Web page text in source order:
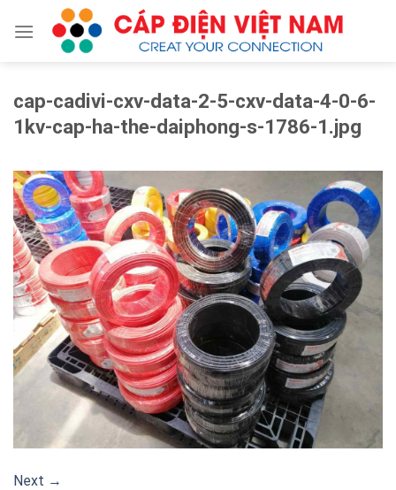
cap-cadivi-cxv-data-2-5-cxv-data-4-0-6-
1kv-cap-ha-the-daiphong-s-1786-1.jpg
Next →